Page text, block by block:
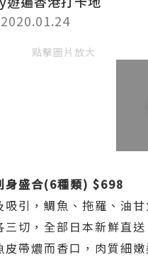
點擊圖片放大
身盛合(6種類) $698
引，鯛魚、拖羅、油甘
三切，全部日本新鮮直
皮帶燶而香口，肉質細